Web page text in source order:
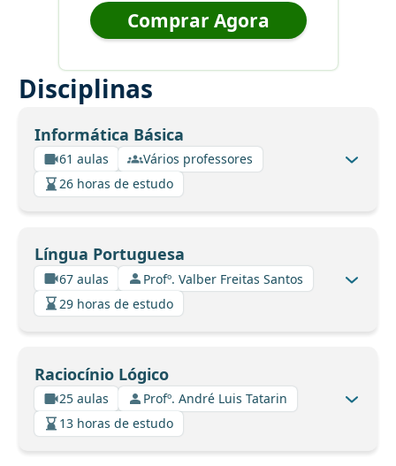
Comprar Agora
Disciplinas
Informática Básica
61 aulas
Vários professores
26 horas de estudo
Língua Portuguesa
67 aulas
Profº. Valber Freitas Santos
29 horas de estudo
Raciocínio Lógico
25 aulas
Profº. André Luis Tatarin
13 horas de estudo